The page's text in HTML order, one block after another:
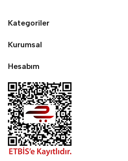
Kategoriler
Kurumsal
Hesabım